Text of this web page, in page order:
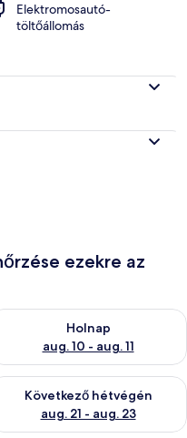
Elektromosautó-
töltőállomás
ezekre az
aug. 9 - aug. 10
Holnap
aug. 10 - aug. 11
holnapi rendelkezésre állás
ellenőrzése: aug. 14 -
Következő hétvégén
aug. 21 - aug. 23
következő hétvégi